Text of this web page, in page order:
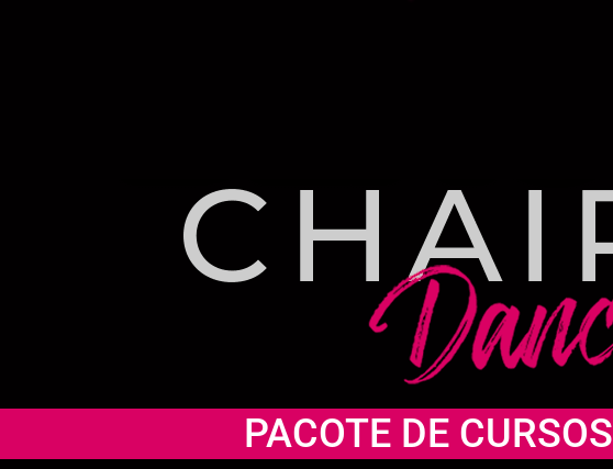
PACOTE DE CURSOS